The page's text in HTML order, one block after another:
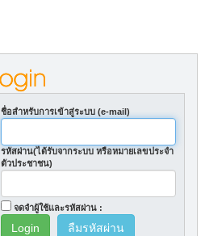
ชื่อสำหรับการเข้าสู่ระบบ (e-mail)
รหัสผ่าน(ได้รับจากระบบ หรือหมายเลขประจำ
ตัวประชาชน)
จดจำผู้ใช้และรหัสผ่าน :
ลืมรหัสผ่าน